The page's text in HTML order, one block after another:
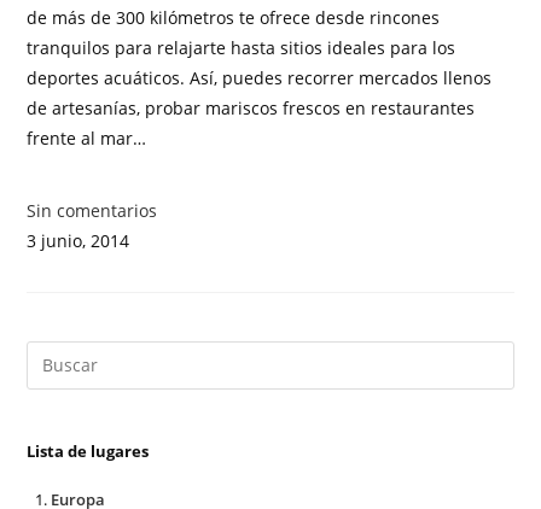
de más de 300 kilómetros te ofrece desde rincones
tranquilos para relajarte hasta sitios ideales para los
deportes acuáticos. Así, puedes recorrer mercados llenos
de artesanías, probar mariscos frescos en restaurantes
frente al mar…
Sin comentarios
3 junio, 2014
Lista de lugares
Europa